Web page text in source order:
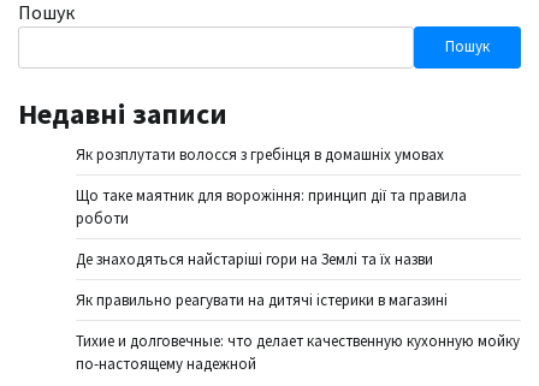
Пошук
Пошук
Недавні записи
Як розплутати волосся з гребінця в домашніх умовах
Що таке маятник для ворожіння: принцип дії та правила
роботи
Де знаходяться найстаріші гори на Землі та їх назви
Як правильно реагувати на дитячі істерики в магазині
Тихие и долговечные: что делает качественную кухонную мойку
по-настоящему надежной